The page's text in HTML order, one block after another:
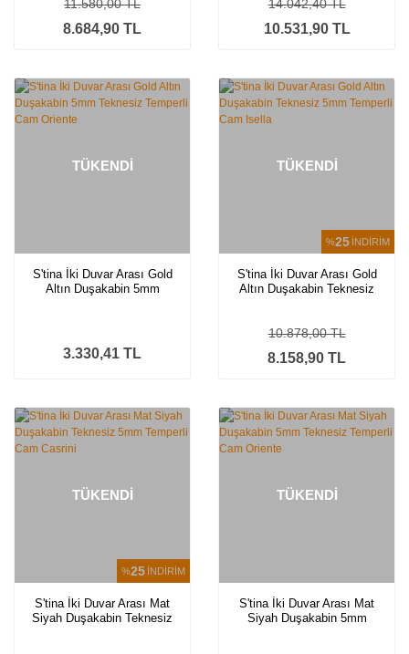
8.684,90 TL
11.580,00 TL
10.531,90 TL
14.042,40 TL
TÜKENDİ
S'tina İki Duvar Arası Gold
Altın Duşakabin 5mm
3.330,41 TL
%25 İNDİRİM
TÜKENDİ
S'tina İki Duvar Arası Gold
Altın Duşakabin Teknesiz
8.158,90 TL
10.878,00 TL
%25 İNDİRİM
TÜKENDİ
S'tina İki Duvar Arası Mat
Siyah Duşakabin Teknesiz
TÜKENDİ
S'tina İki Duvar Arası Mat
Siyah Duşakabin 5mm